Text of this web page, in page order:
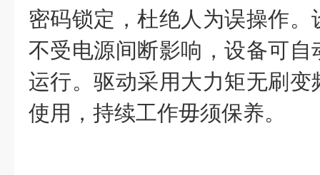
密码锁定，杜绝人为误操作
不受电源间断影响，设备可
运行。驱动采用大力矩无刷
使用，持续工作毋须保养。